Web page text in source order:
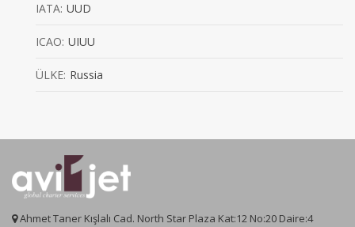
IATA: UUD
ICAO: UIUU
ÜLKE: Russia
Ahmet Taner Kışlalı Cad. North Star Plaza Kat:12 No:20 Daire:4